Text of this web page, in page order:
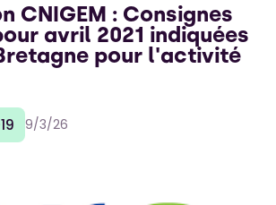
CNIGEM : Consignes
avril 2021 indiquées
pour l'activité
9/3/26